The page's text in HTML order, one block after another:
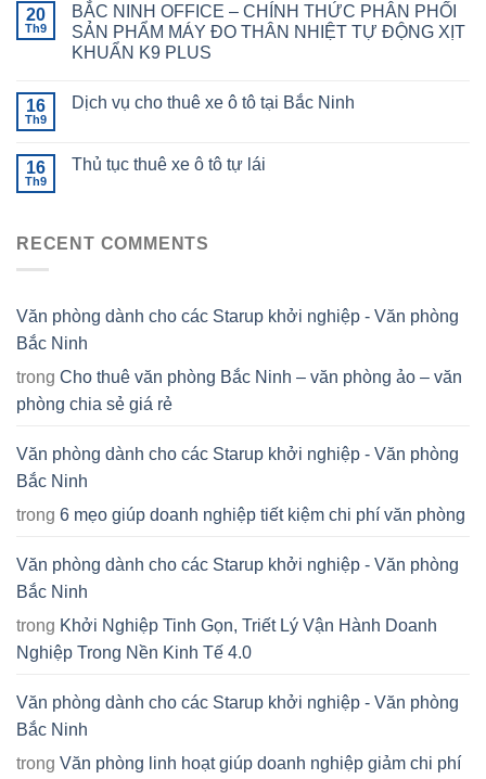
20
Th9
BẮC NINH OFFICE – CHÍNH THỨC PHÂN PHỐI
SẢN PHẨM MÁY ĐO THÂN NHIỆT TỰ ĐỘNG XỊT
KHUẨN K9 PLUS
16
Th9
Dịch vụ cho thuê xe ô tô tại Bắc Ninh
16
Th9
Thủ tục thuê xe ô tô tự lái
RECENT COMMENTS
Văn phòng dành cho các Starup khởi nghiệp - Văn phòng
Bắc Ninh
trong Cho thuê văn phòng Bắc Ninh – văn phòng ảo – văn
phòng chia sẻ giá rẻ
Văn phòng dành cho các Starup khởi nghiệp - Văn phòng
Bắc Ninh
trong 6 mẹo giúp doanh nghiệp tiết kiệm chi phí văn phòng
Văn phòng dành cho các Starup khởi nghiệp - Văn phòng
Bắc Ninh
trong Khởi Nghiệp Tinh Gọn, Triết Lý Vận Hành Doanh
Nghiệp Trong Nền Kinh Tế 4.0
Văn phòng dành cho các Starup khởi nghiệp - Văn phòng
Bắc Ninh
trong Văn phòng linh hoạt giúp doanh nghiệp giảm chi phí